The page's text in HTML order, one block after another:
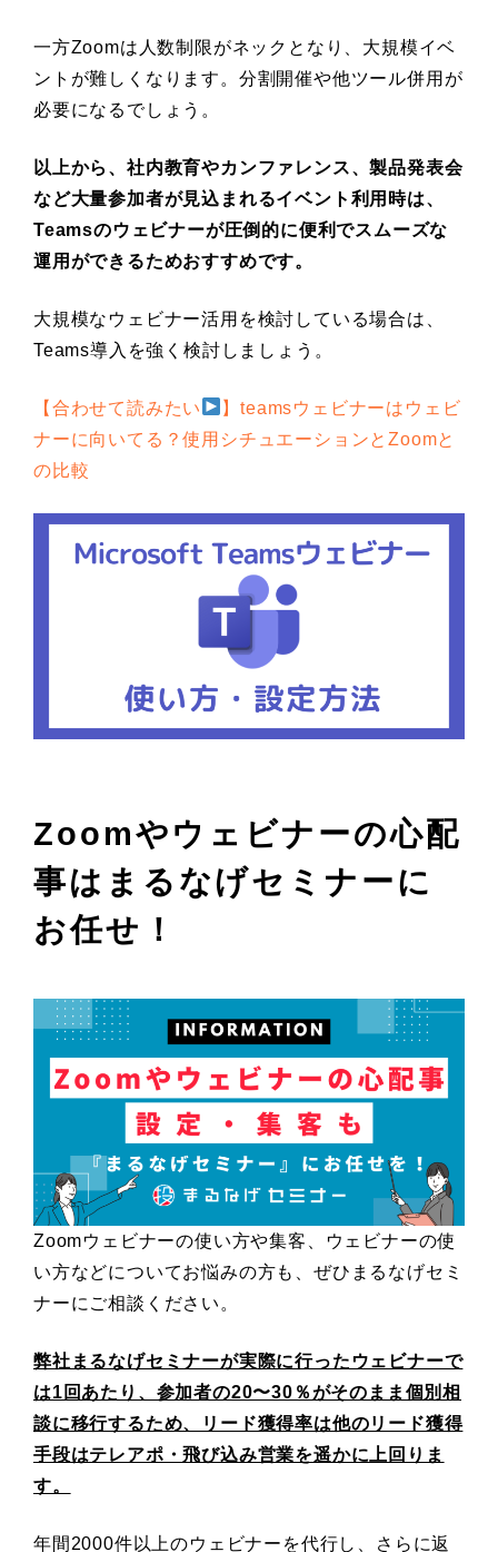
一方Zoomは人数制限がネックとなり、大規模イベ
ントが難しくなります。分割開催や他ツール併用が
必要になるでしょう。
以上から、社内教育やカンファレンス、製品発表会
など大量参加者が見込まれるイベント利用時は、
Teamsのウェビナーが圧倒的に便利でスムーズな
運用ができるためおすすめです。
大規模なウェビナー活用を検討している場合は、
Teams導入を強く検討しましょう。
【合わせて読みたい
】teamsウェビナーはウェビ
ナーに向いてる？使用シチュエーションとZoomと
の比較
Zoomやウェビナーの心配
事はまるなげセミナーに
お任せ！
Zoomウェビナーの使い方や集客、ウェビナーの使
い方などについてお悩みの方も、ぜひまるなげセミ
ナーにご相談ください。
弊社まるなげセミナーが実際に行ったウェビナーで
は1回あたり、参加者の20〜30％がそのまま個別相
談に移行するため、リード獲得率は他のリード獲得
手段はテレアポ・飛び込み営業を遥かに上回りま
す。
年間2000件以上のウェビナーを代行し、さらに返